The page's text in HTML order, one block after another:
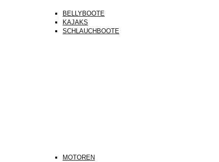
BELLYBOOTE
KAJAKS
SCHLAUCHBOOTE
MOTOREN